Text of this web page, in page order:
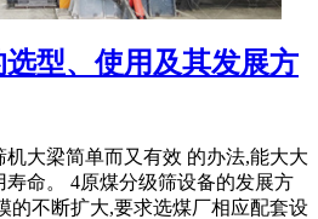
型、使用及其发展方
大梁简单而又有效 的办法,能大大
命。 4原煤分级筛设备的发展方
的不断扩大,要求选煤厂相应配套设